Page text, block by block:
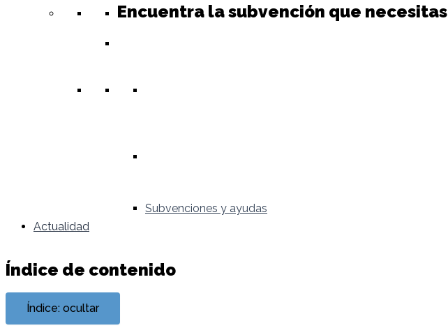
Encuentra la subvención que necesitas
Subvenciones y ayudas
Actualidad
Índice de contenido
Índice: ocultar